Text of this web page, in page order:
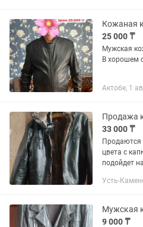
Кожаная
25 000 ₸
Мужская кожаная
В хорошем
Актобе, 1
Продажа
33 000 ₸
Продаются
цвета с
подойдет
размеру.
Усть-
9 000 ₸